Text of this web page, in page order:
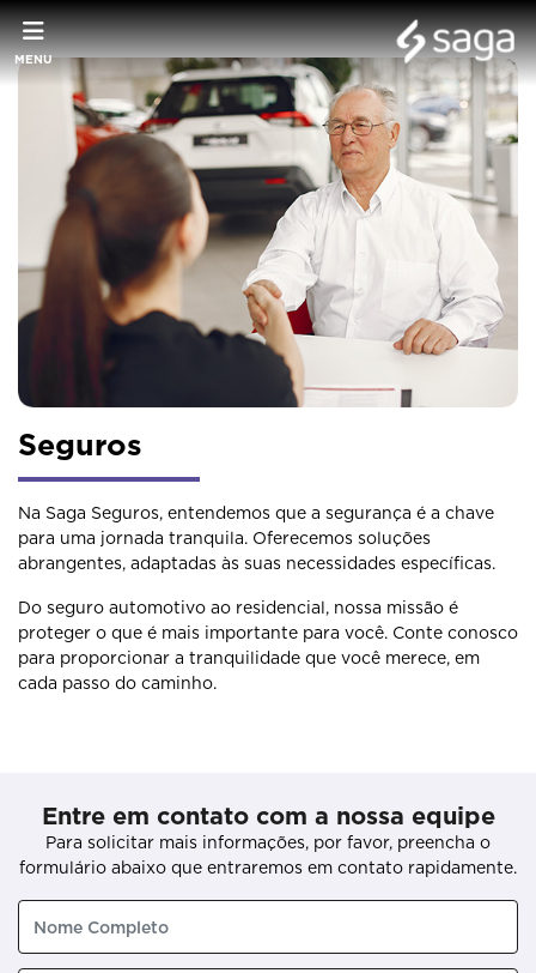
MENU
Seguros
Na Saga Seguros, entendemos que a segurança é a chave
para uma jornada tranquila. Oferecemos soluções
abrangentes, adaptadas às suas necessidades específicas.
Do seguro automotivo ao residencial, nossa missão é
proteger o que é mais importante para você. Conte conosco
para proporcionar a tranquilidade que você merece, em
cada passo do caminho.
Entre em contato com a nossa equipe
Para solicitar mais informações, por favor, preencha o
formulário abaixo que entraremos em contato rapidamente.